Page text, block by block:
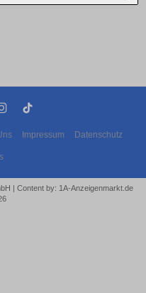
Impressum Datenschutz
| Content by: 1A-Anzeigenmarkt.de